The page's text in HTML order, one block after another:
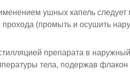
ушных капель следует
прохода (промыть и осушить
препарата в
тела, подержав флакон